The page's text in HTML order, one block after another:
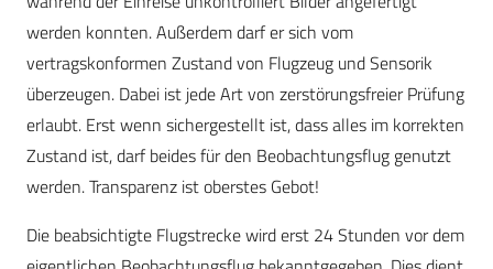
werden konnten. Außerdem darf er sich vom
vertragskonformen Zustand von Flugzeug und Sensorik
überzeugen. Dabei ist jede Art von zerstörungsfreier Prüfung
erlaubt. Erst wenn sichergestellt ist, dass alles im korrekten
Zustand ist, darf beides für den Beobachtungsflug genutzt
werden. Transparenz ist oberstes Gebot!
Die beabsichtigte Flugstrecke wird erst 24 Stunden vor dem